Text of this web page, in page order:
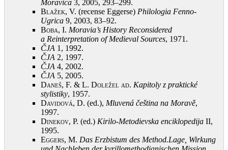
Moravica 3, 2005, 293–299.
Blažek, V. (recense Eggerse) Philologia Fenno-
Ugrica 9, 2003, 83–92.
Boba, I. Moravia’s History Reconsidered
a Reinterpretation of Medieval Sources, 1971 .
ČJA 1, 1992.
ČJA 2, 1997.
ČJA 4, 2002.
ČJA 5, 2005.
Daneš, F. & L. Doležel ad. Kapitoly z praktické
stylistiky, 1957.
Davidová, D. (ed.), Mluvená čeština na Moravě,
1997.
Dinekov, P. (ed.) Kirilo-Metodievska enciklopedija II,
1995.
Eggers, M. Das Erzbistum des Method.Lage, Wirkung